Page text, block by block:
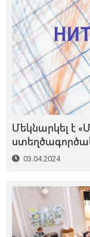
Մեկնարկել է
03.04.2024